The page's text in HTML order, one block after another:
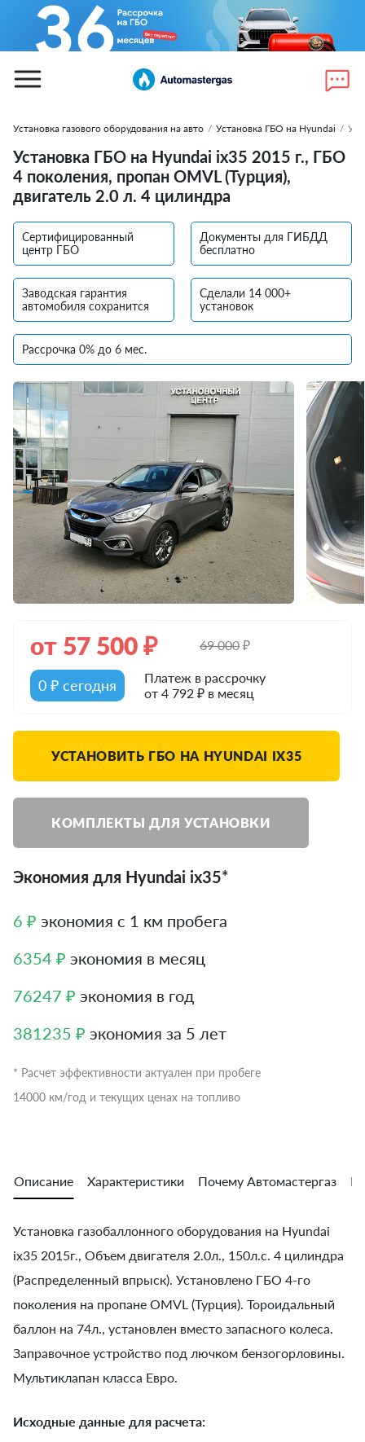
Установка газового оборудования на авто / Установка ГБО на Hyundai /
Установка ГБО на Hyundai ix35 2015 г., ГБО
4 поколения, пропан OMVL (Турция),
двигатель 2.0 л. 4 цилиндра
Сертифицированный
центр ГБО
Документы для ГИБДД
бесплатно
Заводская гарантия
автомобиля сохранится
Сделали 14 000+
установок
Рассрочка 0% до 6 мес.
от 57 500₽ 69 000₽
0 ₽ сегодня
Платеж в рассрочку
от 4 792 ₽ в месяц
УСТАНОВИТЬ ГБО НА HYUNDAI IX35
КОМПЛЕКТЫ ДЛЯ УСТАНОВКИ
Экономия для Hyundai ix35*
6 ₽ экономия с 1 км пробега
6354 ₽ экономия в месяц
76247 ₽ экономия в год
381235 ₽ экономия за 5 лет
* Расчет эффективности актуален при пробеге
14000 км/год и текущих ценах на топливо
Описание Характеристики Почему Автомастергаз
Установка газобаллонного оборудования на Hyundai
ix35 2015г., Объем двигателя 2.0л., 150л.с. 4 цилиндра
(Распределенный впрыск). Установлено ГБО 4-го
поколения на пропане OMVL (Турция). Тороидальный
баллон на 74л., установлен вместо запасного колеса.
Заправочное устройство под лючком бензогорловины.
Мультиклапан класса Евро.
Исходные данные для расчета: